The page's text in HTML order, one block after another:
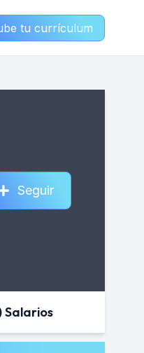
tu currículum
Seguir
Salarios